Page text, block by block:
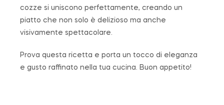
cozze si uniscono perfettamente, creando un
piatto che non solo è delizioso ma anche
visivamente spettacolare.
Prova questa ricetta e porta un tocco di eleganza
e gusto raffinato nella tua cucina. Buon appetito!